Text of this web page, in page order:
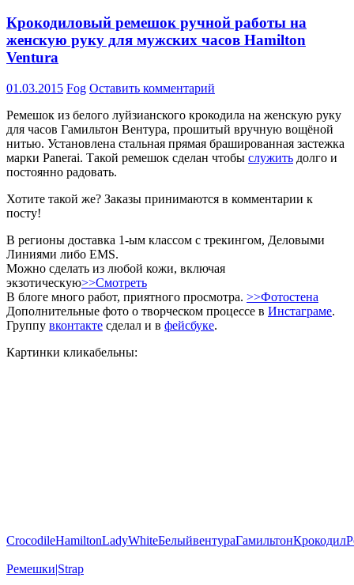
Крокодиловый ремешок ручной работы на
женскую руку для мужских часов Hamilton
Ventura
01.03.2015 Fog Оставить комментарий
Ремешок из белого луйзианского крокодила на женскую руку
для часов Гамильтон Вентура, прошитый вручную вощёной
нитью. Установлена стальная прямая брашированная застежка
марки Panerai. Такой ремешок сделан чтобы служить долго и
постоянно радовать.
Хотите такой же? Заказы принимаются в комментарии к
посту!
В регионы доставка 1-ым классом с трекингом, Деловыми
Линиями либо EMS.
Можно сделать из любой кожи, включая
экзотическую>>Смотреть
В блоге много работ, приятного просмотра. >>Фотостена
Дополнительные фото о творческом процессе в Инстаграме.
Группу вконтакте сделал и в фейсбуке.
Картинки кликабельны:
CrocodileHamiltonLadyWhiteБелыйвентураГамильтонКрокодил
Ремешки|Strap